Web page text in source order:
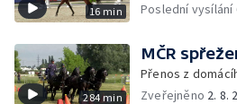
16 min
Poslední vysílání
284 min
MČR
Přenos z
Zveřejněno 2. 8.